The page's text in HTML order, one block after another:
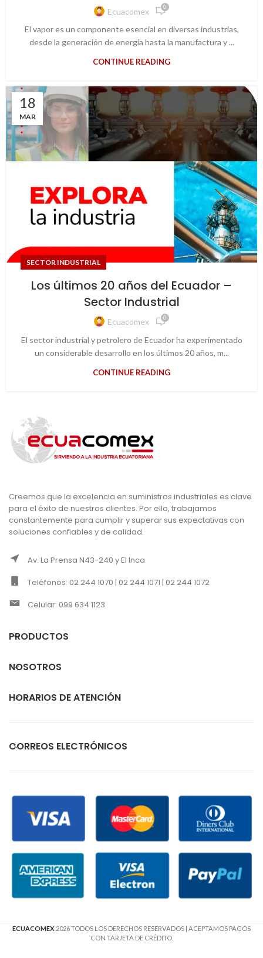
Ecuacomex 0
El vapor es un componente esencial en diversas industrias,
desde la generación de energía hasta la manufactura y ...
CONTINUE READING
18
MAR
SECTOR INDUSTRIAL
Los últimos 20 años del Ecuador –
Sector Industrial
Ecuacomex 0
El sector industrial y petrolero de Ecuador ha experimentado
un considerable desarrollo en los últimos 20 años, m...
CONTINUE READING
Creemos que la excelencia en suministros industriales es clave
para el éxito de nuestros clientes. Por ello, trabajamos
constantemente para cumplir y superar sus expectativas con
soluciones confiables y de calidad.
Av. La Prensa N43-240 y El Inca
Teléfonos: 02 244 1070 | 02 244 1071 | 02 244 1072
Celular: 099 634 1123
PRODUCTOS
NOSOTROS
HORARIOS DE ATENCIÓN
CORREOS ELECTRÓNICOS
ECUACOMEX 2026 TODOS LOS DERECHOS RESERVADOS | ACEPTAMOS PAGOS
CON TARJETA DE CRÉDITO.